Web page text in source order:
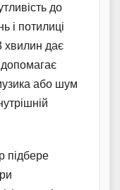
до
і потилиці
хвилин дає
або шум
підбере